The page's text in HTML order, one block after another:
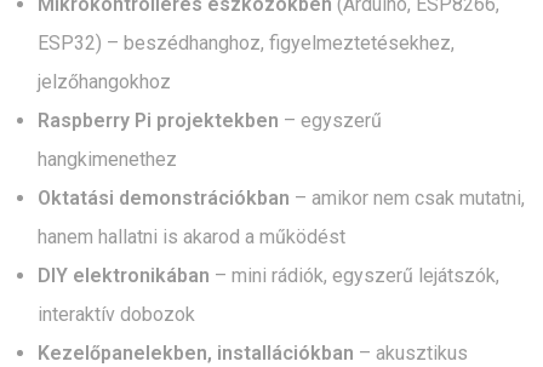
Mikrokontrolleres eszközökben (Arduino, ESP8266,
ESP32) – beszédhanghoz, figyelmeztetésekhez,
jelzőhangokhoz
Raspberry Pi projektekben – egyszerű
hangkimenethez
Oktatási demonstrációkban – amikor nem csak mutatni,
hanem hallatni is akarod a működést
DIY elektronikában – mini rádiók, egyszerű lejátszók,
interaktív dobozok
Kezelőpanelekben, installációkban – akusztikus